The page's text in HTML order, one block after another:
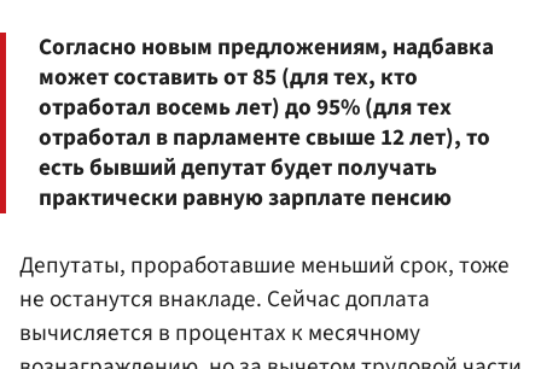
Согласно новым предложениям, надбавка
может составить от 85 (для тех, кто
отработал восемь лет) до 95% (для тех
отработал в парламенте свыше 12 лет), то
есть бывший депутат будет получать
практически равную зарплате пенсию
Депутаты, проработавшие меньший срок, тоже
не останутся внакладе. Сейчас доплата
вычисляется в процентах к месячному